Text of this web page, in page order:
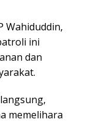
Wahiduddin,
ini
dan
memelihara